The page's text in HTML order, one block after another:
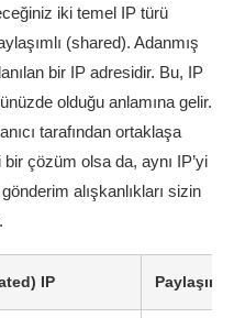
iki temel IP türü
(shared). Adanmış
bir IP adresidir. Bu, IP
olduğu anlamına gelir.
tarafından ortaklaşa
çözüm olsa da, aynı IP’yi
alışkanlıkları sizin
IP